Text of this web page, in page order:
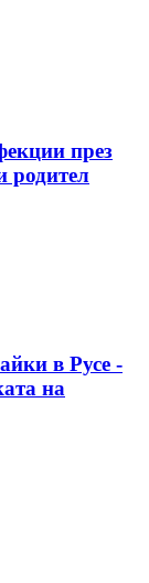
през
родител
в Русе -
на